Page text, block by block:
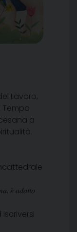
Lavoro,
Tempo
a
𝑒̀ 𝑎𝑑𝑎𝑡𝑡𝑜